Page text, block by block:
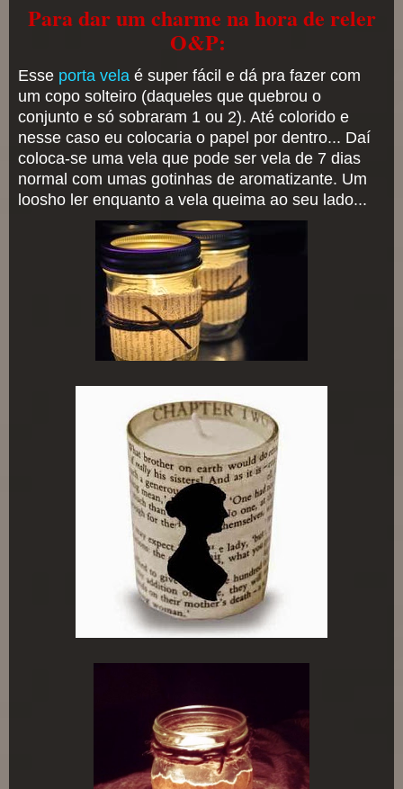
Para dar um charme na hora de reler
O&P:
Esse porta vela é super fácil e dá pra fazer com
um copo solteiro (daqueles que quebrou o
conjunto e só sobraram 1 ou 2). Até colorido e
nesse caso eu colocaria o papel por dentro... Daí
coloca-se uma vela que pode ser vela de 7 dias
normal com umas gotinhas de aromatizante. Um
loosho ler enquanto a vela queima ao seu lado...